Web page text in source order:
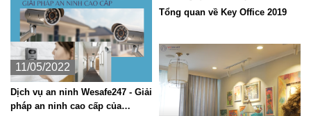
11/05/2022
Dịch vụ an ninh Wesafe247 - Giải
pháp an ninh cao cấp của
Tổng quan về Key Office 2019